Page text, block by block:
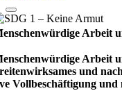
Arbeit
Arbeit
und
Vollbe­schäf­ti­gung